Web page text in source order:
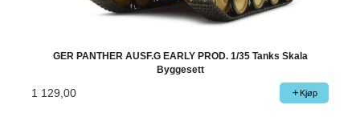
GER PANTHER AUSF.G EARLY PROD. 1/35 Tanks Skala
Byggesett
1 129,00 Kjøp